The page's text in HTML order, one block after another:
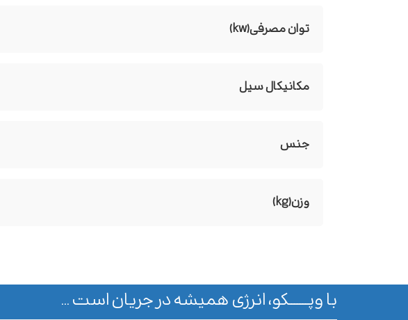
توان مصرفی(kw)
مکانیکال سیل
جنس
وزن(kg)
با وپـــــــکو، انرژی همیشه در جریان است ...